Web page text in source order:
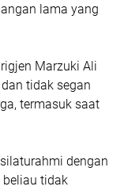
lama yang
Marzuki Ali
tidak segan
termasuk saat
dengan
beliau tidak